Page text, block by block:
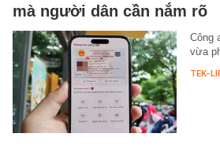
mà người dân cần nắm rõ
Công
vừa
TEK-